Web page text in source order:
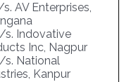
s. AV Enterprises,
s. Indovative
Inc, Nagpur
s. National
Kanpur